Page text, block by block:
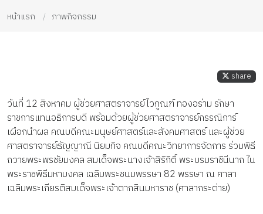
หน้าแรก ภาพกิจกรรม
share
วันที่ 12 สิงหาคม ผู้ช่วยศาสตราจารย์ไวกูณฑ์ ทองอร่าม รักษา
ราชการแทนอธิการบดี พร้อมด้วยผู้ช่วยศาสตราจารย์กรรณิการ์
เผือกนำผล คณบดีคณะมนุษย์ศาสตร์และสังคมศาสตร์ และผู้ช่วย
ศาสตราจารย์ธัญญาณี นิยมกิจ คณบดีคณะวิทยาการจัดการ ร่วมพิธี
ถวายพระพรชัยมงคล สมเด็จพระนางเจ้าสิริกิติ์ พระบรมราชินีนาถ ใน
พระราชพิธีมหามงคล เฉลิมพระชนมพรรษา 82 พรรษา ณ ศาลา
เฉลิมพระเกียรติสมเด็จพระเจ้าตากสินมหาราช (ศาลากระต่าย)